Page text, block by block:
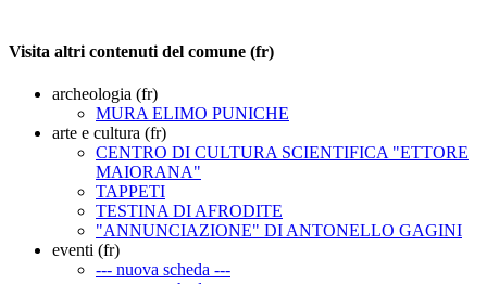
Visita altri contenuti del comune (fr)
archeologia (fr)
MURA ELIMO PUNICHE
arte e cultura (fr)
CENTRO DI CULTURA SCIENTIFICA "ETTORE
MAIORANA"
TAPPETI
TESTINA DI AFRODITE
"ANNUNCIAZIONE" DI ANTONELLO GAGINI
eventi (fr)
--- nuova scheda ---